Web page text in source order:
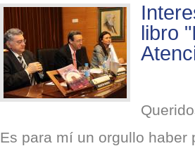
libro
Es para mí un orgullo haber